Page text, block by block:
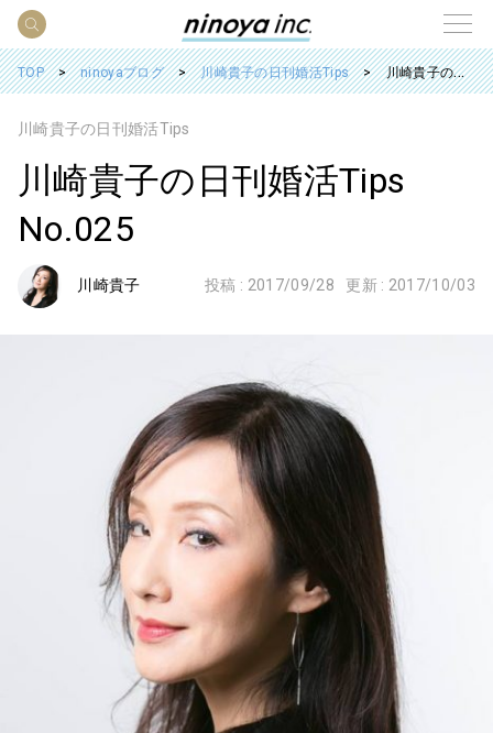
TOP ninoyaブログ 川崎貴子の日刊婚活Tips 川崎貴子の日刊婚活Tips No.025
川崎貴子の日刊婚活Tips
川崎貴子の日刊婚活Tips
No.025
川崎貴子 投稿 : 2017/09/28 更新 : 2017/10/03